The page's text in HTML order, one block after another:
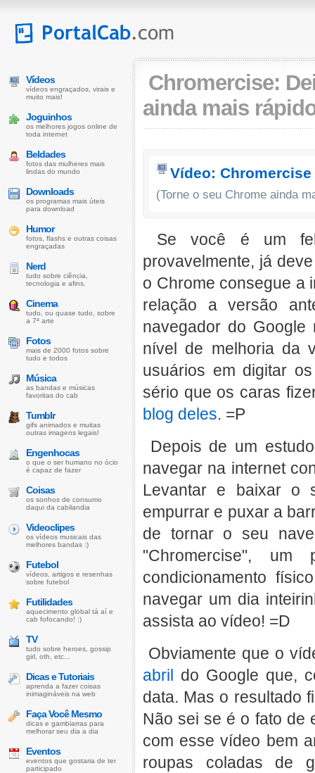
Chromercise:
ainda mais
Vídeo: Chromercise
(Torne o seu Chrome ainda
Se você é um
provavelmente, já
o Chrome consegue a
relação a versão
navegador do
nível de melhoria da
usuários em digitar
sério que os caras
blog deles. =P
Depois de um
navegar na internet
Levantar e baixar o
empurrar e puxar a
de tornar o seu
"Chromercise",
condicionamento
navegar um dia
assista ao vídeo! =D
Obviamente que o
abril do Google que,
data. Mas o resultado
Não sei se é o fato de
com esse vídeo bem
roupas coladas de
Vídeos
vídeos engraçados, virais e
muito mais!
Joguinhos
os melhores jogos online de
toda internet
Beldades
fotos das mulheres mais
lindas do mundo
Downloads
os programas mais úteis
para download
Humor
fotos, flashs e outras coisas
engraçadas
Nerd
tudo sobre ciência,
tecnologia e afins.
Cinema
tudo, ou quase tudo, sobre
a 7ª arte
Fotos
mais de 2000 fotos sobre
tudo e todos
Música
as bandas e músicas
favoritas do cab
Tumblr
gifs animados e muitas
outras imagens legais!
Engenhocas
o que o ser humano no ócio
é capaz de fazer
Coisas
os sonhos de consumo
daqui da cabilandia
Videoclipes
os vídeos musicais das
melhores bandas :)
Futebol
vídeos, artigos e resenhas
sobre futebol
Futilidades
aquecimento global tá aí e
cab fofocando! :)
TV
tudo sobre heroes, gossip
girl, oth, etc...
Dicas e Tutoriais
aprenda a fazer coisas
inimagináveis na web
Faça Você Mesmo
dicas e gambiarras para
melhorar seu dia a dia
Eventos
eventos que gostaria de ter
participado